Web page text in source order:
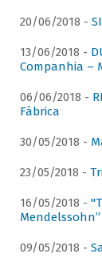
20/06/2018 -
13/06/2018 -
Companhia –
06/06/2018 -
Fábrica
30/05/2018 -
23/05/2018 -
16/05/2018 -
Mendelssohn”
09/05/2018 -